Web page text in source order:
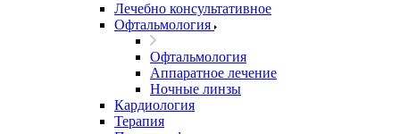
Лечебно консультативное
Офтальмология
Офтальмология
Аппаратное лечение
Ночные линзы
Кардиология
Терапия